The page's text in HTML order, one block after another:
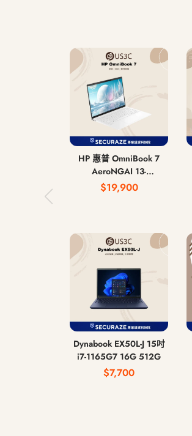
HP 惠普 OmniBook 7
AeroNGAI 13-
bg1066AU 13吋 AI 5
$19,900
Dynabook EX50L-J 15吋
i7-1165G7 16G 512G
$7,700